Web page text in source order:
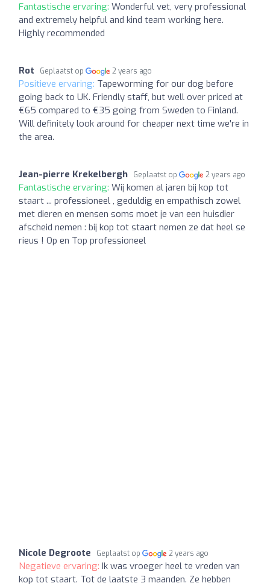
Fantastische ervaring: Wonderful vet, very professional
and extremely helpful and kind team working here.
Highly recommended
Rot Geplaatst op 2 years ago
Positieve ervaring: Tapeworming for our dog before
going back to UK. Friendly staff, but well over priced at
€65 compared to €35 going from Sweden to Finland.
Will definitely look around for cheaper next time we're in
the area.
Jean-pierre Krekelbergh Geplaatst op 2 years ago
Fantastische ervaring: Wij komen al jaren bij kop tot
staart ... professioneel , geduldig en empathisch zowel
met dieren en mensen soms moet je van een huisdier
afscheid nemen : bij kop tot staart nemen ze dat heel se
rieus ! Op en Top professioneel
Nicole Degroote Geplaatst op 2 years ago
Negatieve ervaring: Ik was vroeger heel te vreden van
kop tot staart. Tot de laatste 3 maanden. Ze hebben